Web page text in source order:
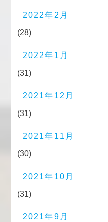
2022年2月
(28)
2022年1月
(31)
2021年12月
(31)
2021年11月
(30)
2021年10月
(31)
2021年9月